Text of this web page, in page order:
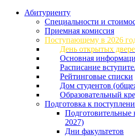
Абитуриенту
Специальности и
Приемная комиссия
Поступающему в 2026
День открытых
Основная
Расписание
Рейтинговые списки
Дом студентов
Образовательный
Подготовка к
2027)
Дни факультетов